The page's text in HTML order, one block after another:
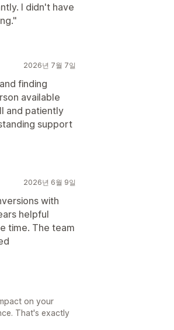
I didn't have
2026년 7월 7일
finding
available
and patiently
support
2026년 6월 9일
with
helpful
time. The team
on your
That's exactly